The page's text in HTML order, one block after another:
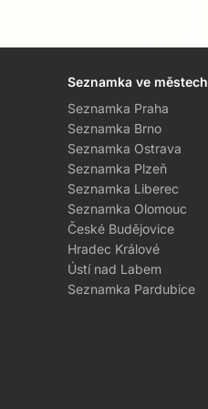
Přejít na hlavní obsah
Seznamka ve městech
Seznamka Praha
Seznamka Brno
Seznamka Ostrava
Seznamka Plzeň
Seznamka Liberec
Seznamka Olomouc
České Budějovice
Hradec Králové
Ústí nad Labem
Seznamka Pardubice